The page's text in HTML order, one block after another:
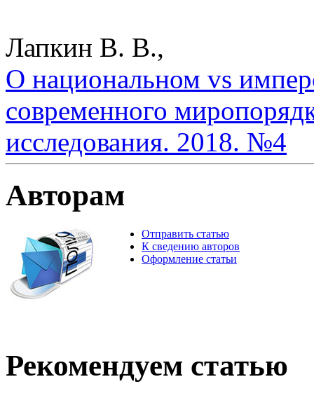
Лапкин В. В.,
О национальном vs
современного
исследования. 2018. №4
Авторам
Отправить статью
К сведению авторов
Оформление статьи
Рекомендуем статью